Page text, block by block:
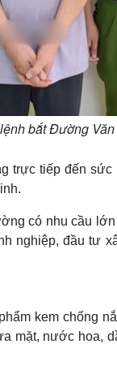
bắt Đường
trực tiếp đến
có nhu cầu
nghiệp, đầu tư
kem chống
mặt, nước hoa,